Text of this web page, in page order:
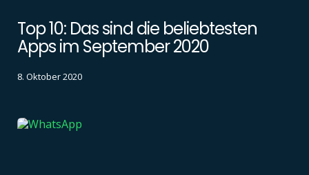
Top 10: Das sind die beliebtesten
Apps im September 2020
8. Oktober 2020